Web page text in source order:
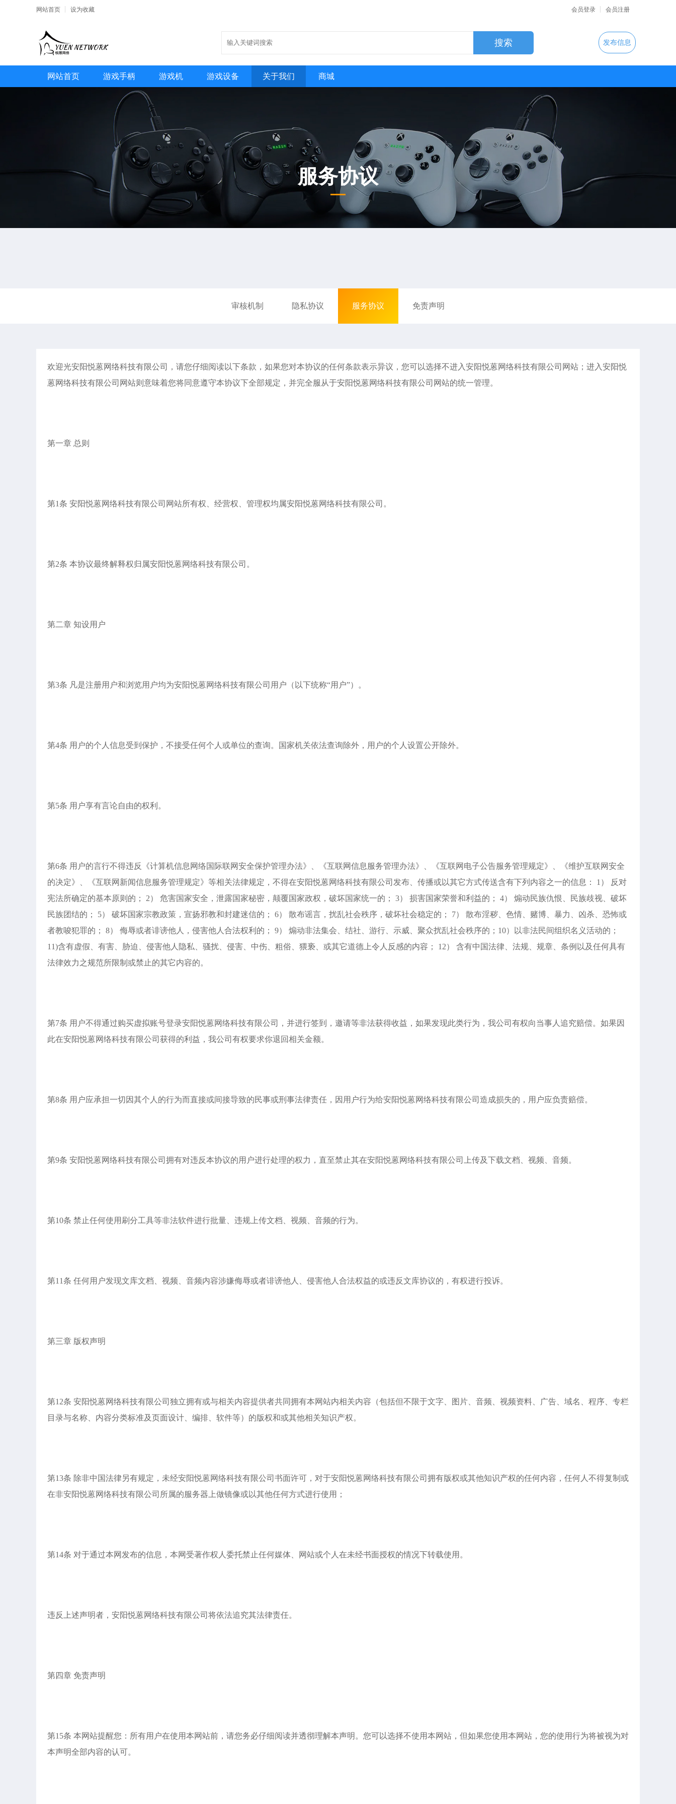
网站首页 设为收藏 会员登录 会员注册
发布信息
网站首页 游戏手柄 游戏机 游戏设备 关于我们 商城
服务协议
审核机制 隐私协议 服务协议 免责声明
欢迎光安阳悦蒽网络科技有限公司，请您仔细阅读以下条款，如果您对本协议的任何条款表示异议，您可以选择不进入安阳悦蒽网络科技有限公司网站；进入安阳悦
蒽网络科技有限公司网站则意味着您将同意遵守本协议下全部规定，并完全服从于安阳悦蒽网络科技有限公司网站的统一管理。
第一章 总则
第1条 安阳悦蒽网络科技有限公司网站所有权、经营权、管理权均属安阳悦蒽网络科技有限公司。
第2条 本协议最终解释权归属安阳悦蒽网络科技有限公司。
第二章 知设用户
第3条 凡是注册用户和浏览用户均为安阳悦蒽网络科技有限公司用户（以下统称“用户”）。
第4条 用户的个人信息受到保护，不接受任何个人或单位的查询。国家机关依法查询除外，用户的个人设置公开除外。
第5条 用户享有言论自由的权利。
第6条 用户的言行不得违反《计算机信息网络国际联网安全保护管理办法》、《互联网信息服务管理办法》、《互联网电子公告服务管理规定》、《维护互联网安全
的决定》、《互联网新闻信息服务管理规定》等相关法律规定，不得在安阳悦蒽网络科技有限公司发布、传播或以其它方式传送含有下列内容之一的信息： 1） 反对
宪法所确定的基本原则的； 2） 危害国家安全，泄露国家秘密，颠覆国家政权，破坏国家统一的； 3） 损害国家荣誉和利益的； 4） 煽动民族仇恨、民族歧视、破坏
民族团结的； 5） 破坏国家宗教政策，宣扬邪教和封建迷信的； 6） 散布谣言，扰乱社会秩序，破坏社会稳定的； 7） 散布淫秽、色情、赌博、暴力、凶杀、恐怖或
者教唆犯罪的； 8） 侮辱或者诽谤他人，侵害他人合法权利的； 9） 煽动非法集会、结社、游行、示威、聚众扰乱社会秩序的；10）以非法民间组织名义活动的；
11)含有虚假、有害、胁迫、侵害他人隐私、骚扰、侵害、中伤、粗俗、猥亵、或其它道德上令人反感的内容； 12） 含有中国法律、法规、规章、条例以及任何具有
法律效力之规范所限制或禁止的其它内容的。
第7条 用户不得通过购买虚拟账号登录安阳悦蒽网络科技有限公司，并进行签到，邀请等非法获得收益，如果发现此类行为，我公司有权向当事人追究赔偿。如果因
此在安阳悦蒽网络科技有限公司获得的利益，我公司有权要求你退回相关金额。
第8条 用户应承担一切因其个人的行为而直接或间接导致的民事或刑事法律责任，因用户行为给安阳悦蒽网络科技有限公司造成损失的，用户应负责赔偿。
第9条 安阳悦蒽网络科技有限公司拥有对违反本协议的用户进行处理的权力，直至禁止其在安阳悦蒽网络科技有限公司上传及下载文档、视频、音频。
第10条 禁止任何使用刷分工具等非法软件进行批量、违规上传文档、视频、音频的行为。
第11条 任何用户发现文库文档、视频、音频内容涉嫌侮辱或者诽谤他人、侵害他人合法权益的或违反文库协议的，有权进行投诉。
第三章 版权声明
第12条 安阳悦蒽网络科技有限公司独立拥有或与相关内容提供者共同拥有本网站内相关内容（包括但不限于文字、图片、音频、视频资料、广告、域名、程序、专栏
目录与名称、内容分类标准及页面设计、编排、软件等）的版权和或其他相关知识产权。
第13条 除非中国法律另有规定，未经安阳悦蒽网络科技有限公司书面许可，对于安阳悦蒽网络科技有限公司拥有版权或其他知识产权的任何内容，任何人不得复制或
在非安阳悦蒽网络科技有限公司所属的服务器上做镜像或以其他任何方式进行使用；
第14条 对于通过本网发布的信息，本网受著作权人委托禁止任何媒体、网站或个人在未经书面授权的情况下转载使用。
违反上述声明者，安阳悦蒽网络科技有限公司将依法追究其法律责任。
第四章 免责声明
第15条 本网站提醒您：所有用户在使用本网站前，请您务必仔细阅读并透彻理解本声明。您可以选择不使用本网站，但如果您使用本网站，您的使用行为将被视为对
本声明全部内容的认可。